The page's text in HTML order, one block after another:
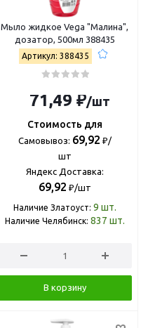
Мыло жидкое Vega "Малина",
дозатор, 500мл 388435
Артикул: 388435
71,49 ₽/шт
Стоимость для
Самовывоз: 69,92 ₽/
шт
Яндекс Доставка:
69,92 ₽/шт
Наличие Златоуст: 9 шт.
Наличие Челябинск: 837 шт.
В корзину